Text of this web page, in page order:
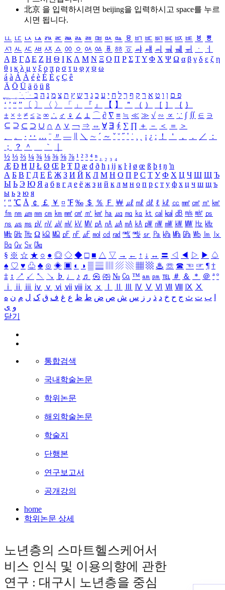
北京 을 입력하시려면 beijing을 입력하시고 space를 누르
시면 됩니다.
ㅥ ㅦ ㅧ ㅨ ㅩ ㅪ ㅫ ㅬ ㅭ ㅮ ㅯ ㅰ ㅱ ㅲ ㅳ ㅴ ㅵ ㅶ ㅷ ㅸ
ㅹ
ㅺ ㅻ ㅼ ㅽ ㅾ ㅿ ㆀ ㆁ ㆂ ㆃ ㆄ ㆅ ㆆ ㆇ ㆈ ㆉ ㆊ ㆋ ㆌ ㆍ
ㆎ
Α Β ΓΔ Ε Ζ Η Θ Ι ΚΛ Μ Ν Ξ Ο Π Ρ Σ ΤΥ Φ Χ Ψ Ω α β γ δ ε ζ η
θ ι κ λ μ ν ξ ο π ρ σ τ υ φ χ ψ ω
á à Á À é è É È ç Ç ê
Ä Ö Ü ä ö ü ß
ִֶֹ ֻּ ׁׂ פ ם ן ו ט א ר ק ף ך ל ח י ע כ ג ד ש ץ ת צ מ נ ה ב
‘ ’ “ ” 〔 〕 〈 〉 「 」 『 』 【 】 ＂ （ ） ［ ］ ｛ ｝
± × ÷ ≠ ≤ ≥ ∞ ∴ ♂ ♀ ∠ ⊥ ⌒ ∂ ∇ ≡ ≒ ≪ ≫ √ ∽ ∝ ∵ ∫ ∬ ∈ ∋
⊆ ⊇ ⊂ ⊃ ∪ ∩ ∧ ∨ ￢ ⇒ ⇔ ∀ ∃ ∮ ∑ ∏ ＋ － ＜ ＝
＞
、
。 · ‥ … ¨ 〃 ― ＼ ∼ ´ ～ ˇ ˘ ˝ ˚ ˙ ¸ ¡ ¿ ː ！ ＇ ， ． ／
：
；
？ ＾ ｀
½ ⅓ ⅔ ¼ ¾ ⅛ ⅜ ⅝ ⅞ ¹ ² ³ ⁴ ⁿ ₁ ₂ ₃ ₄
Æ Ð Ħ Ĳ Ł Ø Œ Þ Ŧ Ŋ æ đ ð ħ ı ĳ ĸ ŀ ł ø œ ß þ ŧ ŋ ŉ
А Б В Г Д Е Ё Ж З И Й К Л М Н О П Р С Т У Ф Х Ц Ч Ш Щ Ъ
Ы Ь Э Ю Я а б в г д е ё ж з и й к л м н о п р с т у ф х ц ч ш щ ъ
ы ь э ю я
′ ″ ℃ Å ￠ ￡ ￥ ¤ ℉ ‰ ＄ ％ Ｆ ￦ ㎕ ㎖ ㎗ ℓ ㎘ ㏄ ㎣ ㎤ ㎥ ㎦
㎙ ㎚ ㎛ ㎜ ㎝ ㎞ ㎟ ㎠ ㎡ ㎢ ㏊ ㎍ ㎎ ㎏ ㏏ ㎈ ㎉ ㏈ ㎧ ㎨ ㎰
㎱ ㎲ ㎳ ㎴ ㎵ ㎶ ㎷ ㎸ ㎹ ㎀ ㎁ ㎂ ㎃ ㎄ ㎺ ㎻ ㎽ ㎾ ㎿ ㎐ ㎑
㎒ ㎓ ㎔ Ω ㏀ ㏁ ㎊ ㎋ ㎌ ㏖ ㏅ ㎭ ㎮ ㎯ ㏛ ㎩ ㎪ ㎫ ㎬ ㏝ ㏐
㏓
㏃ ㏉ ㏜ ㏆
§ ※ ☆ ★ ○ ● ◎ ◇ ◆ □ ■ △ ▽ → ← ↑ ↓ ↔ 〓 ◁ ◀ ▷ ▶ ♤
♠ ♡ ♥ ♧ ♣ ⊙ ◈ ▣ ◐ ◑ ▒ ▤ ▨ ▧ ▦ ▩ ♨ ☏ ☎ ☜ ☞ ¶ †
‡ ↕ ↗ ↙ ↖ ↘ ♭ ♩ ♪ ♬ ㉿ ㈜ № ㏇ ™ ㏂ ㏘ ℡ ＃ ＆ ＊ ＠ ª º
ⅰ
ⅱ ⅲ ⅳ ⅴ ⅵ ⅶ ⅷ ⅸ ⅹ Ⅳ Ⅴ Ⅵ Ⅶ Ⅷ Ⅸ Ⅹ
ب ت ث ج ح خ د ذ ر ز س ش ص ض ط ظ ع غ ف ق ک ل م ن ه
و ی
닫기
통합검색
국내학술논문
학위논문
해외학술논문
학술지
단행본
연구보고서
공개강의
home
학위논문 상세
노년층의 스마트헬스케어서
비스 인식 및 이용의향에 관한
연구 : 대구시 노년층을 중심